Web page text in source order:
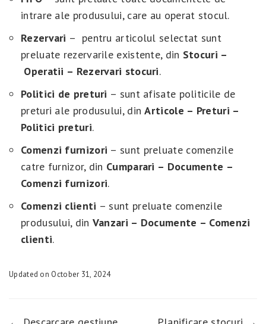
intrare ale produsului, care au operat stocul.
Rezervari – pentru articolul selectat sunt
preluate rezervarile existente, din Stocuri –
Operatii – Rezervari stocuri.
Politici de preturi – sunt afisate politicile de
preturi ale produsului, dinArticole – Preturi –
Politici preturi.
Comenzi furnizori – sunt preluate comenzile
catre furnizor, din Cumparari – Documente –
Comenzi furnizori.
Comenzi clienti – sunt preluate comenzile
produsului, din Vanzari – Documente – Comenzi
clienti.
Updated on October 31, 2024